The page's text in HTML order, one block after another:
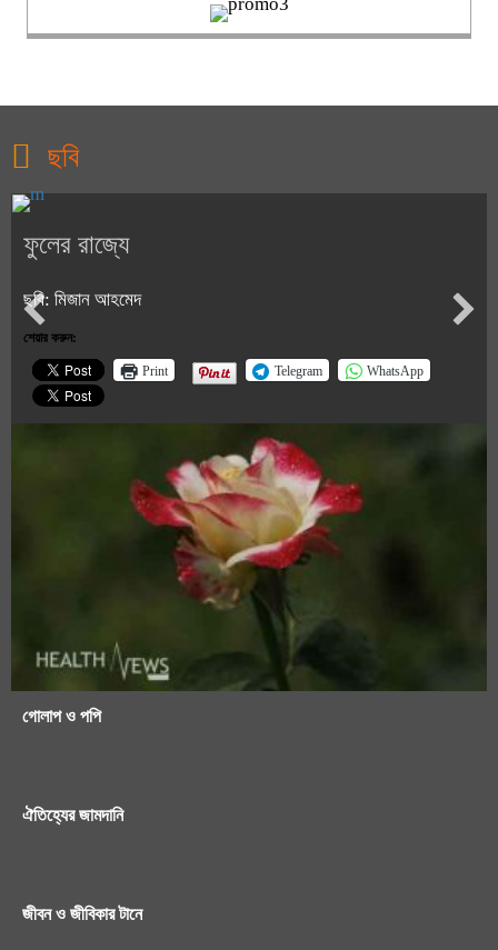
ছবি
ফুলের রাজ্যে
ছবি: মিজান আহমেদ
শেয়ার করুন:
Print Telegram WhatsApp
গোলাপ ও পপি
ঐতিহ্যের জামদানি
জীবন ও জীবিকার টানে